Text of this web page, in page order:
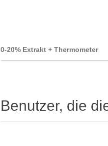
0-20% Extrakt + Thermometer
Benutzer, die